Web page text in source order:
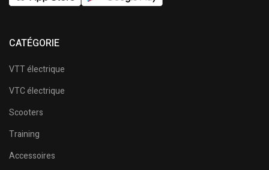
CATÉGORIE
VTT électrique
VTC électrique
Scooters
Training
Accessoires